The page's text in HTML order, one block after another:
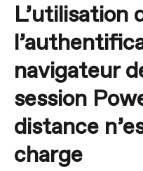
L’utilisation
navigateur
session
distance
charge